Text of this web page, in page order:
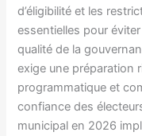
d’éligibilité et les
essentielles pour
qualité de la
exige une préparation
programmatique et
confiance des
municipal en 2026